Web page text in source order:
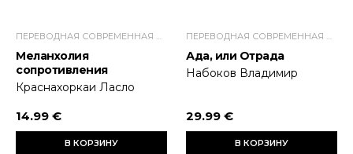
Меланхолия
сопротивления
Краснахоркаи Ласло
14.99 €
В КОРЗИНУ
Ада, или Отрада
Набоков Владимир
29.99 €
В КОРЗИНУ